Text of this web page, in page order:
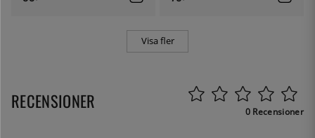
Visa fler
RECENSIONER 0 Recensioner